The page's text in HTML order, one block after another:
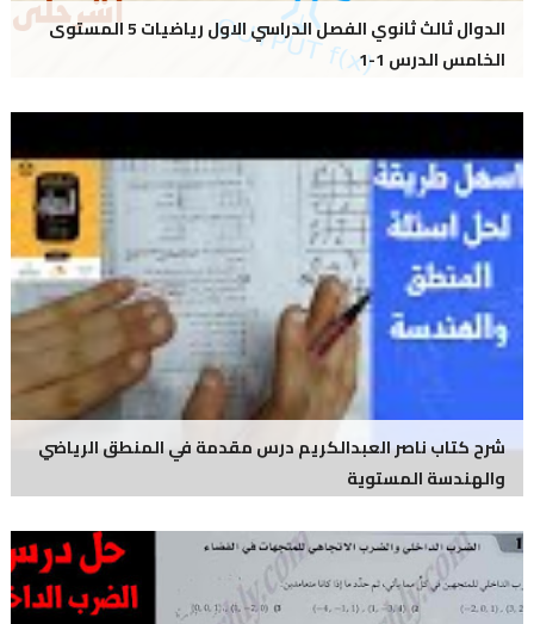
الدوال ثالث ثانوي الفصل الدراسي الاول رياضيات 5 المستوى
الخامس الدرس 1-1
شرح كتاب ناصر العبدالكريم درس مقدمة في المنطق الرياضي
والهندسة المستوية